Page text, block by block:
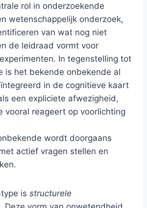
rol in onderzoekende
wetenschappelijk onderzoek,
van wat nog niet
de leidraad vormt voor
In tegenstelling tot
is het bekende onbekende al
in de cognitieve kaart
een expliciete afwezigheid,
vooral reageert op voorlichting
wordt doorgaans
actief vragen stellen en
is structurele